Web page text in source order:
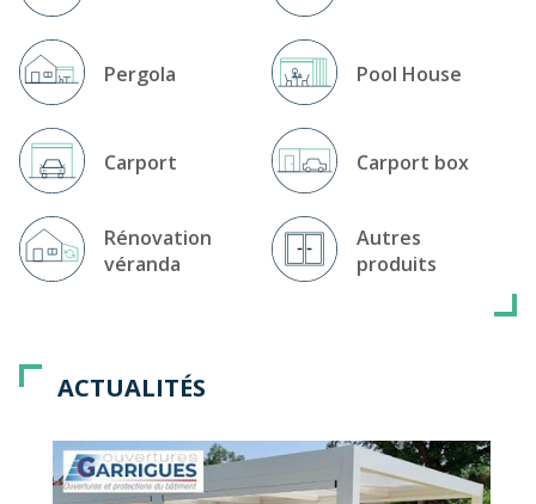
Pergola Pool House
Carport Carport box
Rénovation
véranda
Autres
produits
ACTUALITÉS